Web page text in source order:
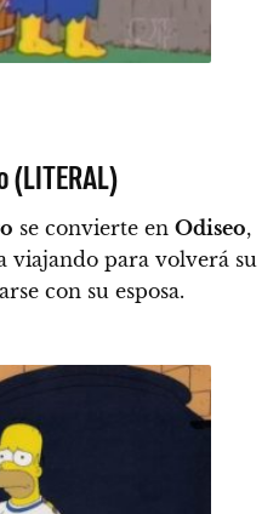
(LITERAL)
se convierte en Odiseo,
viajando para volverá su
con su esposa.